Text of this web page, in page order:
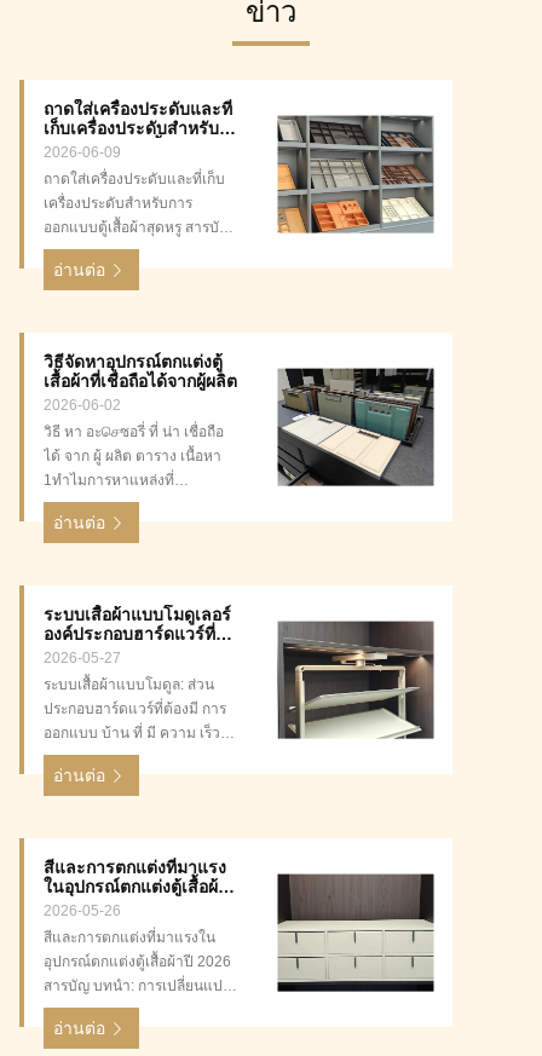
ข่าว
ถาดใส่เครื่องประดับและที่
เก็บเครื่องประดับสำหรับ
การออกแบบตู้เสื้อผ้าสุดหรู
2026-06-09
ถาดใส่เครื่องประดับและที่เก็บ
เครื่องประดับสำหรับการ
ออกแบบตู้เสื้อผ้าสุดหรู สารบัญ
บทนำ: สัมผัสสุดท้ายสำหรับตู้
เสื้อผ้าสุดหรู เหตุใดการจัดเก็บ
วาง วัสดุหลักสำหรับผู้จัดเครื่อง
ประดับหรูหรา: คู่มือเปรียบเทียบ
ประเภทของถาดและที่เก็บ
เครื่องประดับสุดหรู บู...
อ่านต่อ
วิธีจัดหาอุปกรณ์ตกแต่งตู้
เสื้อผ้าที่เชื่อถือได้จากผู้ผลิต
2026-06-02
วิธี หา อะசெซอรี่ ที่ น่า เชื่อถือ
ได้ จาก ผู้ ผลิต ตาราง เนื้อหา
1ทําไมการหาแหล่งที่
สําคัญสําหรับธุรกิจเฟอร์นิเจอร์
ของคุณ 2สิ่งใดที่นิยามผู้ผลิต
อุปกรณ์ Hardware 4การเปรียบ
เทียบ: โรงงานตรงกับบริษัทค้า
5. วิธีการประเมินผู้จัดจําหน่าย
อ่านต่อ
ระบบเสื้อผ้าแบบโมดูเลอร์
องค์ประกอบฮาร์ดแวร์ที่
ต้องมี
2026-05-27
ระบบเสื้อผ้าแบบโมดูล: ส่วน
ประกอบฮาร์ดแวร์ที่ต้องมี การ
ออกแบบ บ้าน ที่ มี ความ เร็ว
เร็ว วัน นี้ เจ้าของ บ้าน ต้องการ
ความ อ่อนโยน ลาย สะอาด
ระบบ ตู้ เสื้อผ้า แบบ โมดูล เป็น
การ เลือก ที่ สุด สําหรับ
โครงการ ที่อยู่อาศัย และ
โครงการ ธุรกิจ ทั...
อ่านต่อ
สีและการตกแต่งที่มาแรง
ในอุปกรณ์ตกแต่งตู้เสื้อผ้าปี
2026
2026-05-26
สีและการตกแต่งที่มาแรงใน
อุปกรณ์ตกแต่งตู้เสื้อผ้าปี 2026
สารบัญ บทนำ: การเปลี่ยนแปลง
ในการออกแบบตู้เสื้อผ้าสมัย
ใหม่ จานสีหลัก: การตกแต่งอัน
อ่านต่อ